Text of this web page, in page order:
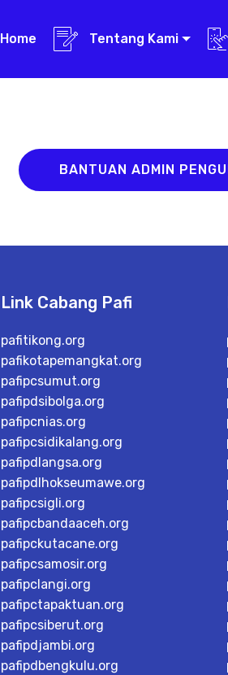
Home Tentang Kami
BANTUAN ADMIN
Link Cabang Pafi
pafitikong.org
pafikotapemangkat.org
pafipcsumut.org
pafipdsibolga.org
pafipcnias.org
pafipcsidikalang.org
pafipdlangsa.org
pafipdlhokseumawe.org
pafipcsigli.org
pafipcbandaaceh.org
pafipckutacane.org
pafipcsamosir.org
pafipclangi.org
pafipctapaktuan.org
pafipcsiberut.org
pafipdjambi.org
pafipdbengkulu.org